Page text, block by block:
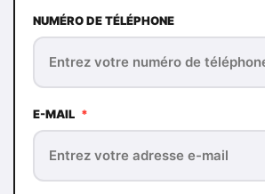
NUMÉRO DE TÉLÉPHONE
E-MAIL *